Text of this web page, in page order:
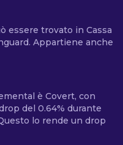
essere trovato in Cassa
Appartiene anche
è Covert, con
del 0.64% durante
lo rende un drop